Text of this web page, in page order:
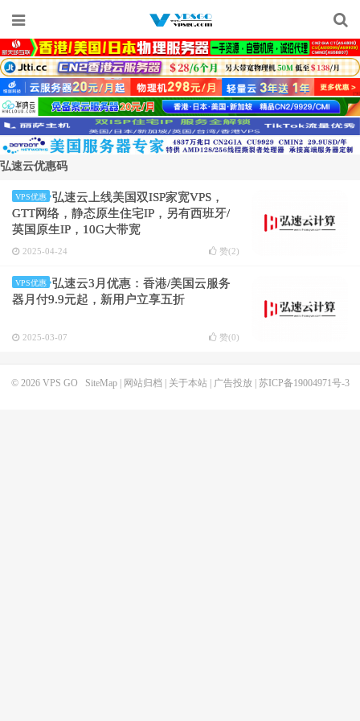
弘速云优惠码
VPS优惠
弘速云上线美国双ISP家宽VPS，
GTT网络，静态原生住宅IP，另有西班牙/
英国原生IP，10G大带宽
2025-04-24 赞(2)
VPS优惠
弘速云3月优惠：香港/美国云服务
器月付9.9元起，新用户立享五折
2025-03-07 赞(0)
© 2026 VPS GO SiteMap| 网站归档 关于本站| 广告投放| 苏ICP备19004971号-3